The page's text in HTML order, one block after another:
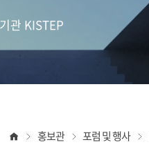
관 KISTEP
홈 홍보관 포럼 및 행사